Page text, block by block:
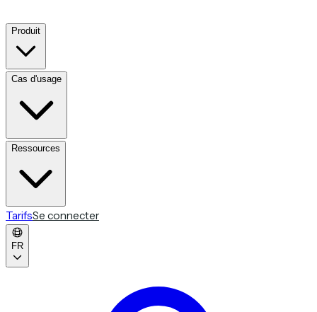
Produit
Cas d'usage
Ressources
TarifsSe connecter
FR